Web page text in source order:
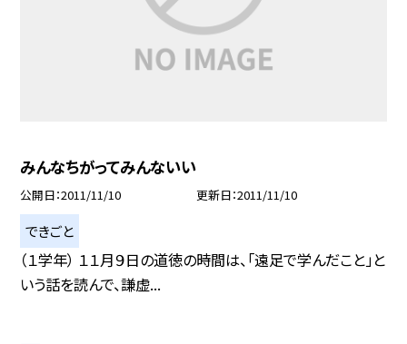
みんなちがってみんないい
公開日 2011/11/10 更新日 2011/11/10
できごと
（１学年） １１月９日の道徳の時間は、「遠足で学んだこと」と
いう話を読んで、謙虚...